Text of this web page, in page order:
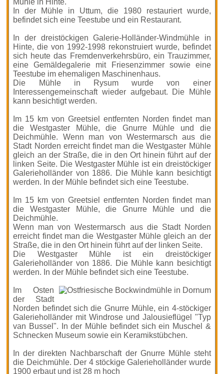
Mühle in Hinte.
In der Mühle in Uttum, die 1980 restauriert wurde,
befindet sich eine Teestube und ein Restaurant.
In der dreistöckigen Galerie-Holländer-Windmühle in
Hinte, die von 1992-1998 rekonstruiert wurde, befindet
sich heute das Fremdenverkehrsbüro, ein Trauzimmer,
eine Gemäldegalerie mit Friesenzimmer sowie eine
Teestube im ehemaligen Maschinenhaus.
Die Mühle in Rysum wurde von einer
Interessengemeinschaft wieder aufgebaut. Die Mühle
kann besichtigt werden.
Im 15 km von Greetsiel entfernten Norden findet man
die Westgaster Mühle, die Gnurre Mühle und die
Deichmühle. Wenn man von Westermarsch aus die
Stadt Norden erreicht findet man die Westgaster Mühle
gleich an der Straße, die in den Ort hinein führt auf der
linken Seite. Die Westgaster Mühle ist ein dreistöckiger
Galerieholländer von 1886. Die Mühle kann besichtigt
werden. In der Mühle befindet sich eine Teestube.
Im 15 km von Greetsiel entfernten Norden findet man
die Westgaster Mühle, die Gnurre Mühle und die
Deichmühle.
Wenn man von Westermarsch aus die Stadt Norden
erreicht findet man die Westgaster Mühle gleich an der
Straße, die in den Ort hinein führt auf der linken Seite.
Die Westgaster Mühle ist ein dreistöckiger
Galerieholländer von 1886. Die Mühle kann besichtigt
werden. In der Mühle befindet sich eine Teestube.
Im Osten
der Stadt
Norden befindet sich die Gnurre Mühle, ein 4-stöckiger
Galerieholländer mit Windrose und Jalousieflügel "Typ
van Bussel". In der Mühle befindet sich ein Muschel &
Schnecken Museum sowie ein Keramikstübchen.
In der direkten Nachbarschaft der Gnurre Mühle steht
die Deichmühle. Der 4 stöckige Galerieholländer wurde
1900 erbaut und ist 28 m hoch